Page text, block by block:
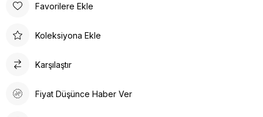
Favorilere Ekle
Koleksiyona Ekle
Karşılaştır
Fiyat Düşünce Haber Ver